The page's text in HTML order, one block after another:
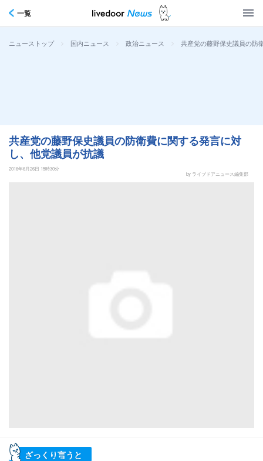
一覧
ニューストップ > 国内ニュース > 政治ニュース > 共産党の藤野保史議員の防
共産党の藤野保史議員の防衛費に関する発言に対
し、他党議員が抗議
2016年6月26日 15時30分
by ライブドアニュース編集部
ざっくり言うと